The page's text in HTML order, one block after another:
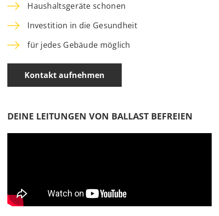
Haushaltsgeräte schonen
Investition in die Gesundheit
für jedes Gebäude möglich
Kontakt aufnehmen
DEINE LEITUNGEN VON BALLAST BEFREIEN